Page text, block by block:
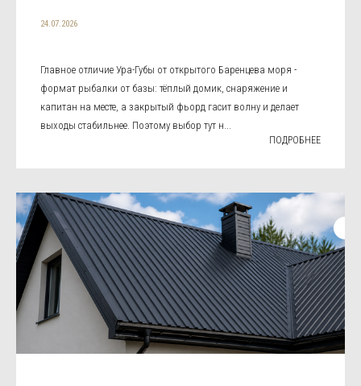
24.07.2026
Главное отличие Ура-Губы от открытого Баренцева моря -
формат рыбалки от базы: тёплый домик, снаряжение и
капитан на месте, а закрытый фьорд гасит волну и делает
выходы стабильнее. Поэтому выбор тут н...
ПОДРОБНЕЕ